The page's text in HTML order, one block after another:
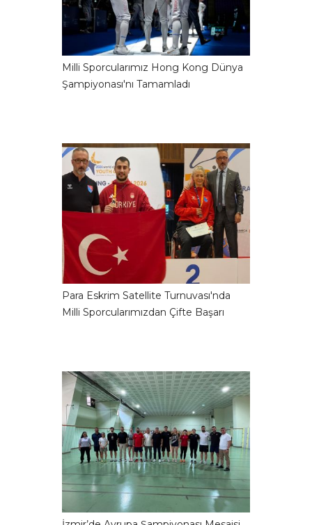
Milli Sporcularımız Hong Kong Dünya
Şampiyonası'nı Tamamladı
Para Eskrim Satellite Turnuvası'nda
Milli Sporcularımızdan Çifte Başarı